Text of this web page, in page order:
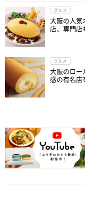
グルメ
大阪の人気
店、専門店
グルメ
大阪のロー
感の有名店